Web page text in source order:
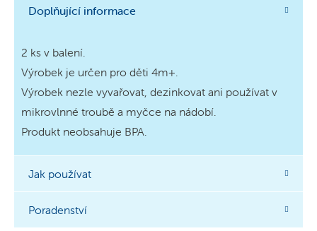
Doplňující informace
2 ks v balení.
Výrobek je určen pro děti 4m+.
Výrobek nezle vyvařovat, dezinkovat ani používat v
mikrovlnné troubě a myčce na nádobí.
Produkt neobsahuje BPA.
Jak používat
Poradenství